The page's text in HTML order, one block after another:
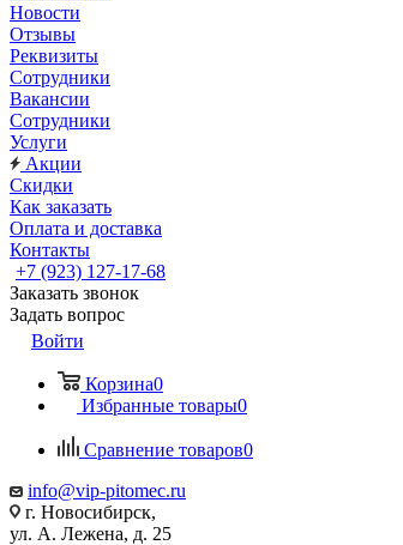
Новости
Отзывы
Реквизиты
Сотрудники
Вакансии
Сотрудники
Услуги
Акции
Скидки
Как заказать
Оплата и доставка
Контакты
+7 (923) 127-17-68
Заказать звонок
Задать вопрос
Войти
Корзина0
Избранные товары0
Сравнение товаров0
info@vip-pitomec.ru
г. Новосибирск,
ул. А. Лежена, д. 25